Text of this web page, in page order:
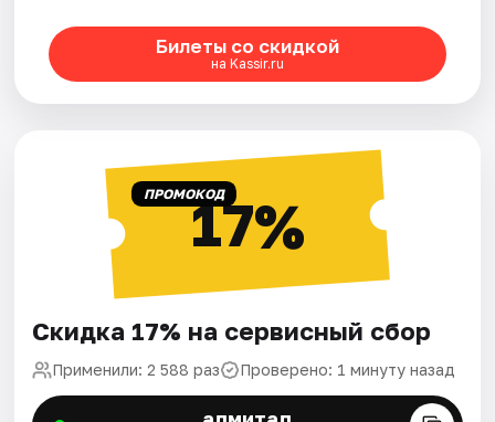
Рейтинги
Билеты со скидкой
на Kassir.ru
ПРОМОКОД17%
Скидка 17% на сервисный сбор
Применили: 2 588 раз Проверено: 1 минуту назад